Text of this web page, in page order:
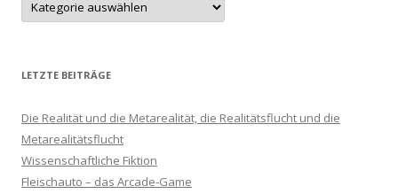
LETZTE BEITRÄGE
Die Realität und die Metarealität, die Realitätsflucht und die
Metarealitätsflucht
Wissenschaftliche Fiktion
Fleischauto – das Arcade-Game